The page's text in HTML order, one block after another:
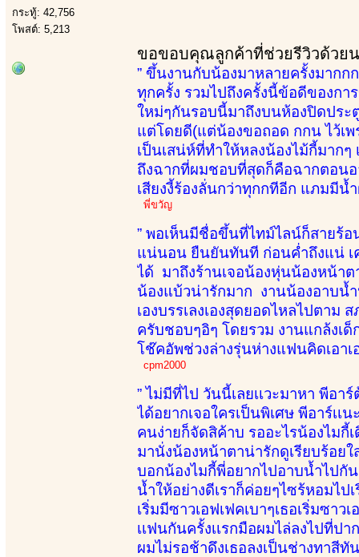
กระทู้: 42,756
โพสต์: 5,213
ขอขอบคุณลูกค้าที่ช่วยรีวิวด้วย
” ขึ้นงานกับน้องมาหลายครั้งมาก
ทุกครั้ง รวมไปถึงครั้งนี้ข้อดีของก
ใหม่ๆกันรอบนี้มาถึงบนห้องปิดประ
แต่โดยดี(แต่น้องขอถอด กกน ไว้เพ
เป็นเสน่ห์ที่ทำให้หลงน้องไม้กี้มาก
ถึงฉากที่ผมชอบที่สุดก็คือฉากตอน
เสียงงี้ร้องลั่นกว่าทุกกทีอีก แภมมี
พี่ขวัญ
” พอเห็นมีชื่อขึ้นที่ไทม์ไลน์ก็สายร้
แน่นอน ยืนยันทันที ก่อนค่ำถึงแน่
ได้ มาถึงร้านเจอน้องหุ่นน้องหน้า
น้องแบ้วน่ารักมาก งานน้องอาบน้ำ
เองบรรเลงเองสุดยอดไหลไปตาม
ครับชอบๆอิๆ โดยรวม งานแกล้ง
โช๊คอัพช่วงล่างรุ่นห่างแฟนคิดเอา
cpm2000
” ไม่มีที่ไป วันนี้เลยเเวะมาหา พีอ
ได้อยากเจอใครเป็นพิเศษ พีอาร์เเ
คนง่ายก็จัดสิค้าบ รออะไรน้องไมกี้
มานั่งน้องหน้าตาน่ารักดูเรียบร้อยใ
บอกน้องไมกี้พี่อยากไปอาบน้ำไปกั
น้ำให้อย่างดีเราก็ค่อยๆไซร้หอมไป
เริ่มมีซาวเอฟเฟคเบาๆเธอเริ่มซา
เเฟนกันครั้งเเรกมือผมไล่ลงไปที่ป
ผมไม่รอช้าดึงเธอลงเป็นช่างทาสี